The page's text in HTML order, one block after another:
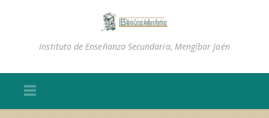
Instituto de Enseñanza Secundaria, Mengíbar Jaén